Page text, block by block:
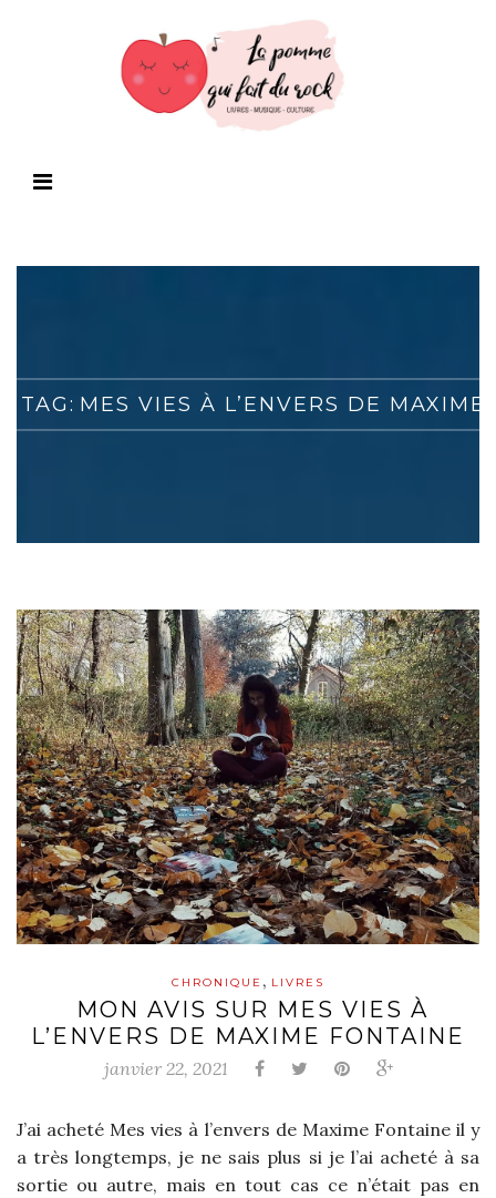
TAG: MES VIES À L’ENVERS DE
CHRONIQUE , LIVRES
MON AVIS SUR MES VIES À
L’ENVERS DE MAXIME FONTAINE
janvier 22, 2021
J’ai acheté Mes vies à l’envers de Maxime Fontaine il y
a très longtemps, je ne sais plus si je l’ai acheté à sa
sortie ou autre, mais en tout cas ce n’était pas en